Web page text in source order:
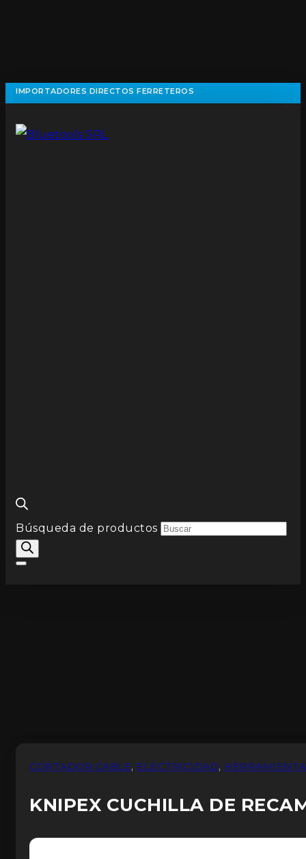
IMPORTADORES DIRECTOS FERRETEROS
Búsqueda de productos
CORTADOR CABLE, ELECTRICIDAD,
KNIPEX CUCHILLA DE